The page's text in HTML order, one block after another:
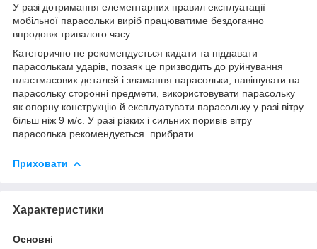
У разі дотримання елементарних правил експлуатації
мобільної парасольки виріб працюватиме бездоганно
впродовж тривалого часу.
Категорично не рекомендується кидати та піддавати
парасолькам ударів, позаяк це призводить до руйнування
пластмасових деталей і зламання парасольки, навішувати на
парасольку сторонні предмети, використовувати парасольку
як опорну конструкцію й експлуатувати парасольку у разі вітру
більш ніж 9 м/с. У разі різких і сильних поривів вітру
парасолька рекомендується прибрати.
Приховати
Характеристики
Основні